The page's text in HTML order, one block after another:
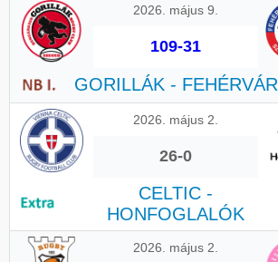
2026. május 9.
109-31
GORILLÁK - FEHÉRVÁR
2026. május 2.
26-0
CELTIC -
HONFOGLALÓK
2026. május 2.